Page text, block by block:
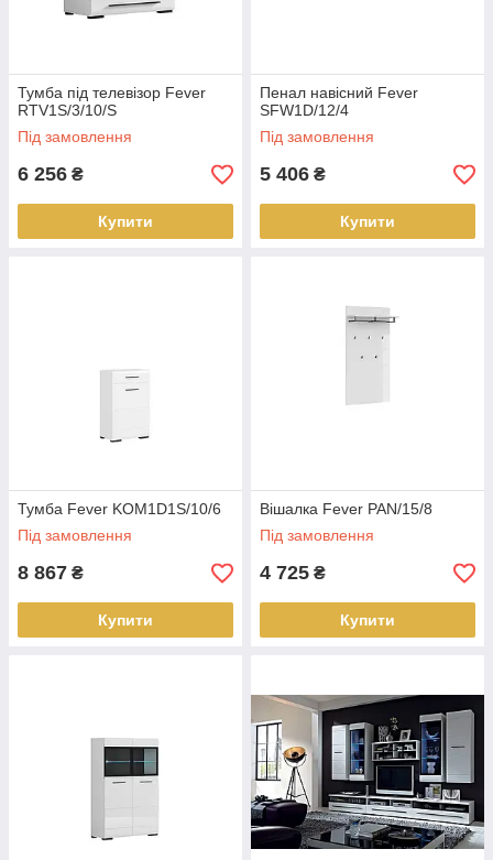
Тумба під телевізор Fever
RTV1S/3/10/S
Під замовлення
6 256 ₴
Купити
Пенал навісний Fever
SFW1D/12/4
Під замовлення
5 406 ₴
Купити
Тумба Fever KOM1D1S/10/6
Під замовлення
8 867 ₴
Купити
Вішалка Fever PAN/15/8
Під замовлення
4 725 ₴
Купити